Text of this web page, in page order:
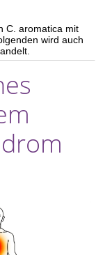
C. aromatica mit
wird auch